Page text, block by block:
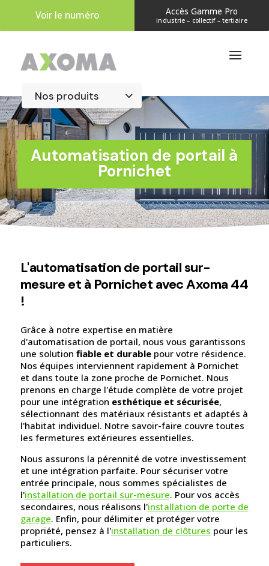
Voir le numéro Accès Gamme Pro
industrie – collectif – tertiaire
​Automatisation de portail à
Pornichet
L'automatisation de portail sur-
mesure et à Pornichet avec Axoma 44
!
Grâce à notre expertise en matière
d'automatisation de portail, nous vous garantissons
une solution fiable et durablepour votre résidence.
Nos équipes interviennent rapidement à Pornichet
et dans toute la zone proche de Pornichet. Nous
prenons en charge l'étude complète de votre projet
pour une intégration esthétique et sécurisée,
sélectionnant des matériaux résistants et adaptés à
l'habitat individuel. Notre savoir-faire couvre toutes
les fermetures extérieures essentielles.
Nous assurons la pérennité de votre investissement
et une intégration parfaite. Pour sécuriser votre
entrée principale, nous sommes spécialistes de
l'installation de portail sur-mesure. Pour vos accès
secondaires, nous réalisons l'installation de porte de
garage. Enfin, pour délimiter et protéger votre
propriété, pensez à l'installation de clôtures pour les
particuliers.